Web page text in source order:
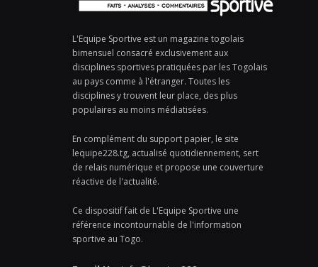
L'Equipe Sportive est un magazine togolais
bimensuel consacré exclusivement aux
disciplines sportives pratiquées par les Togolais
au pays comme à l'étranger. Toutes les
disciplines y trouvent leur place, des plus
populaires au moins médiatisées.
En complément du support papier, le site
lequipe228.tg, actualisé quotidiennement, sert
de relais numérique et propose une couverture
réactive de l'actualité.
Ce dispositif fait de L'Equipe Sportive une
référence incontournable de l'information
sportive au Togo.